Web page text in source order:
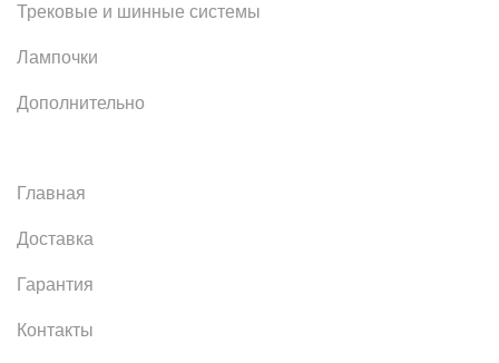
Трековые и шинные системы
Лампочки
Дополнительно
Главная
Доставка
Гарантия
Контакты